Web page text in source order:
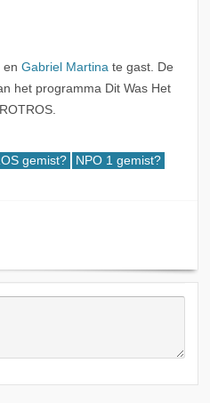
en Gabriel Martina te gast. De
het programma Dit Was Het
gemist? NPO 1 gemist?